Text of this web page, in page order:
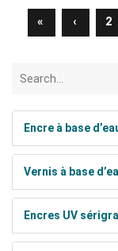
« ‹ 2
Encre à base
Vernis à base
Encres UV